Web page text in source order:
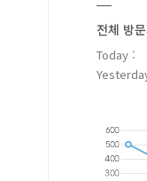
전체 방
Today :